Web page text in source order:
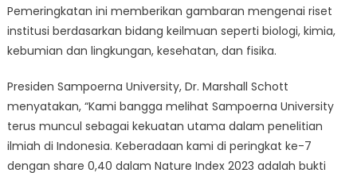
Pemeringkatan ini memberikan gambaran mengenai riset
institusi berdasarkan bidang keilmuan seperti biologi, kimia,
kebumian dan lingkungan, kesehatan, dan fisika.
Presiden Sampoerna University, Dr. Marshall Schott
menyatakan, “Kami bangga melihat Sampoerna University
terus muncul sebagai kekuatan utama dalam penelitian
ilmiah di Indonesia. Keberadaan kami di peringkat ke-7
dengan share 0,40 dalam Nature Index 2023 adalah bukti